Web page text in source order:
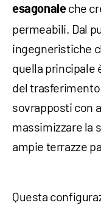
esagonaleche
permeabili. Dal
ingegneristiche
quella principale
del
sovrapposti con
massimizzare la
ampie terrazze
Questa